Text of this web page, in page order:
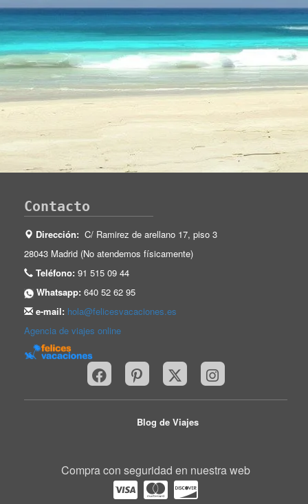
Contacto
Dirección: C/ Ramirez de arellano 17, piso 3
28043 Madrid (No atendemos físicamente)
Teléfono: 91 515 09 44
Whatsapp: 640 52 62 95
e-mail: hola@felicesvacaciones.es
Agencia de viajes online
Blog de Viajes
Compra con seguridad en nuestra web